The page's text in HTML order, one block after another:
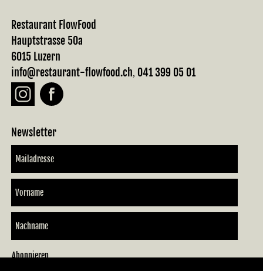
Restaurant FlowFood
Hauptstrasse 50a
6015 Luzern
info@restaurant-flowfood.ch, 041 399 05 01
Newsletter